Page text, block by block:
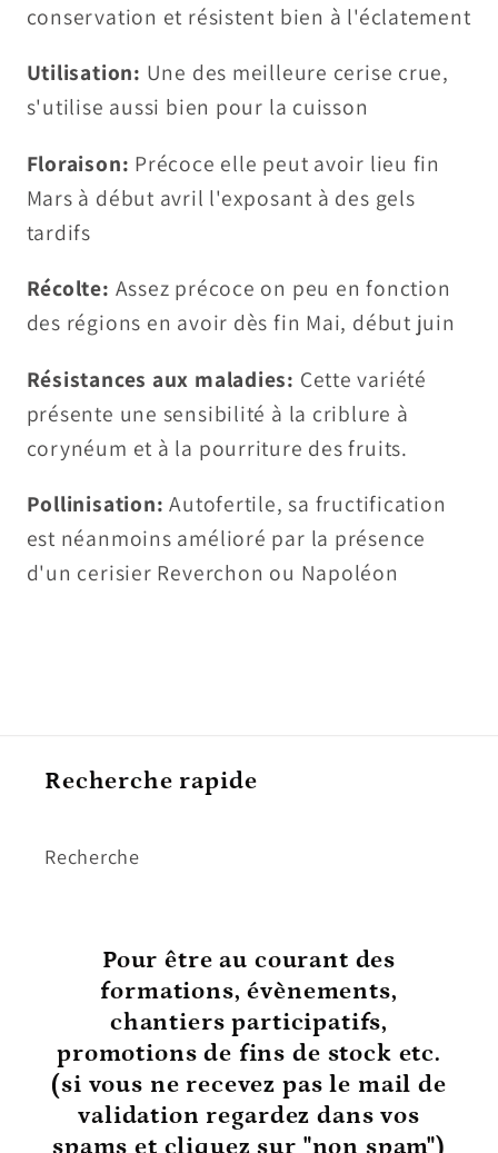
conservation et résistent bien à l'éclatement
Utilisation: Une des meilleure cerise crue,
s'utilise aussi bien pour la cuisson
Floraison: Précoce elle peut avoir lieu fin
Mars à début avril l'exposant à des gels
tardifs
Récolte: Assez précoce on peu en fonction
des régions en avoir dès fin Mai, début juin
Résistances aux maladies: Cette variété
présente une sensibilité à la criblure à
corynéum et à la pourriture des fruits.
Pollinisation:Autofertile, sa fructification
est néanmoins amélioré par la présence
d'un cerisier Reverchon ou Napoléon
Recherche rapide
Recherche
Pour être au courant des
formations, évènements,
chantiers participatifs,
promotions de fins de stock etc.
(si vous ne recevez pas le mail de
validation regardez dans vos
spams et cliquez sur "non spam")